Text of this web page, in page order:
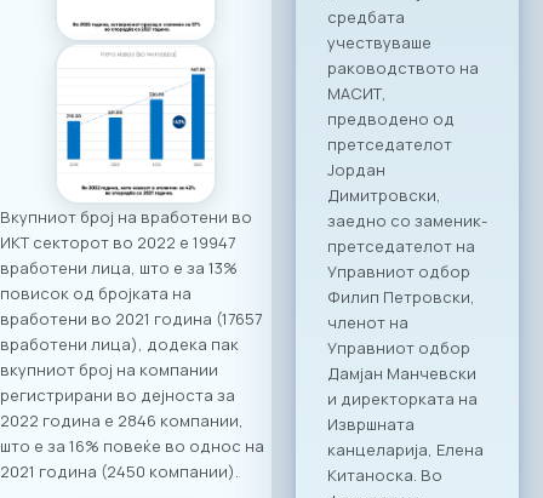
Вкупниот број на вработени во
ИКТ секторот во 2022 е 19947
вработени лица, што е за 13%
повисок од бројката на
вработени во 2021 година (17657
вработени лица), додека пак
вкупниот број на компании
регистрирани во дејноста за
2022 година е 2846 компании,
што е за 16% повеќе во однос на
2021 година (2450 компании).
одржувањето на
првиот
македонско-грчки
Business ICT Forum“.
Овој форум
организирана
„business bridge“
платформа помеѓу
македонскиот и
грчкиот ИКТ
сектор, со цел
поттикнување на
регионалниот
раст, отворање
нови пазари и
воспоставување
директни